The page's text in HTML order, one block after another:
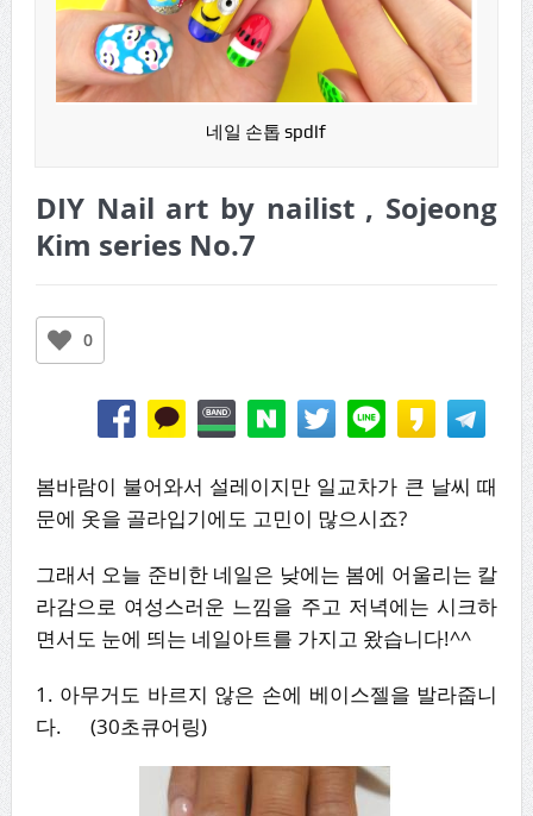
네일 손톱 spdlf
DIY Nail art by nailist , Sojeong
Kim series No.7
0
봄바람이 불어와서 설레이지만 일교차가 큰 날씨 때
문에 옷을 골라입기에도 고민이 많으시죠?
그래서 오늘 준비한 네일은 낮에는 봄에 어울리는 칼
라감으로 여성스러운 느낌을 주고 저녁에는 시크하
면서도 눈에 띄는 네일아트를 가지고 왔습니다!^^
1. 아무거도 바르지 않은 손에 베이스젤을 발라줍니
다. (30초큐어링)